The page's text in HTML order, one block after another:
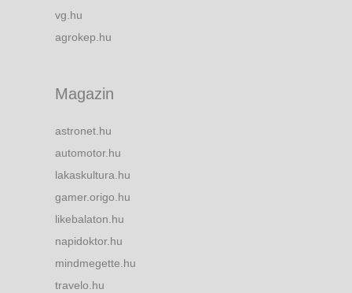
vg.hu
agrokep.hu
Magazin
astronet.hu
automotor.hu
lakaskultura.hu
gamer.origo.hu
likebalaton.hu
napidoktor.hu
mindmegette.hu
travelo.hu